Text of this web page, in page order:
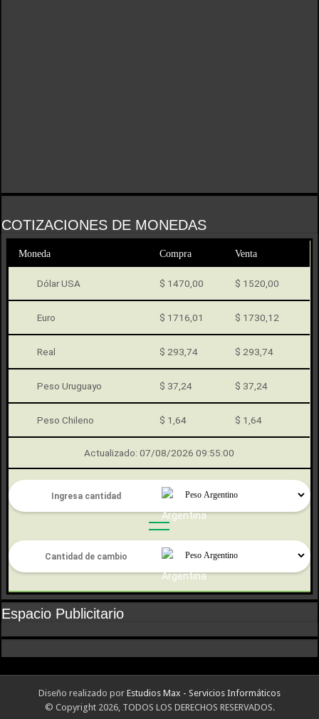
COTIZACIONES DE MONEDAS
Moneda Compra Venta
Dólar USA $ 1470,00 $ 1520,00
Euro $ 1716,01 $ 1730,12
Real $ 293,74 $ 293,74
Peso Uruguayo $ 37,24 $ 37,24
Peso Chileno $ 1,64 $ 1,64
Actualizado: 07/08/2026 09:55:00
Espacio Publicitario
Diseño realizado por Estudios Max - Servicios Informáticos
© Copyright 2026, TODOS LOS DERECHOS RESERVADOS.